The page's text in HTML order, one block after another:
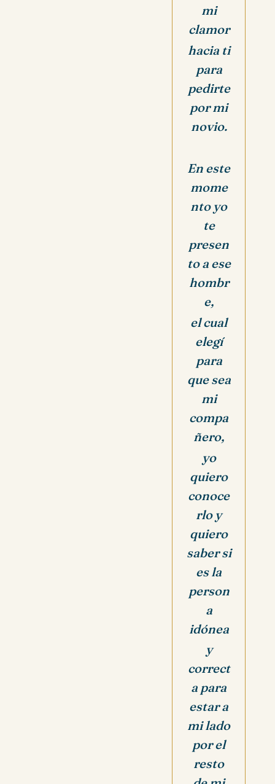
mi
clamor
hacia ti
para
pedirte
por mi
novio.
En este
mome
nto yo
te
presen
to a ese
hombr
e,
el cual
elegí
para
que sea
mi
compa
ñero,
yo
quiero
conoce
rlo y
quiero
saber si
es la
person
a
idónea
y
correct
a para
estar a
mi lado
por el
resto